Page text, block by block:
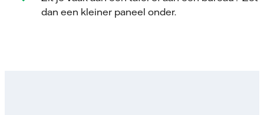
dan een kleiner paneel onder.